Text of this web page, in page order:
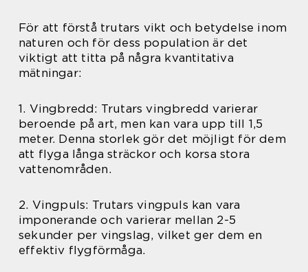
För att förstå trutars vikt och betydelse inom
naturen och för dess population är det
viktigt att titta på några kvantitativa
mätningar:
1. Vingbredd: Trutars vingbredd varierar
beroende på art, men kan vara upp till 1,5
meter. Denna storlek gör det möjligt för dem
att flyga långa sträckor och korsa stora
vattenområden.
2. Vingpuls: Trutars vingpuls kan vara
imponerande och varierar mellan 2-5
sekunder per vingslag, vilket ger dem en
effektiv flygförmåga.